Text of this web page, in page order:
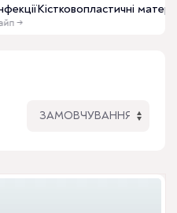
Кістковопластичні